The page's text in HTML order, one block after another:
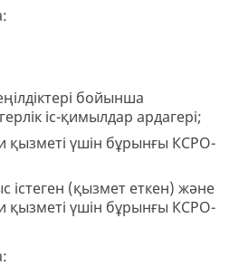
бойынша
іс-қимылдар ардагері;
қызметі үшін бұрынғы КСРО-
(қызмет еткен) және
қызметі үшін бұрынғы КСРО-